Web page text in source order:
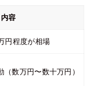
内容
円程度が相場
数万円〜数十万円）